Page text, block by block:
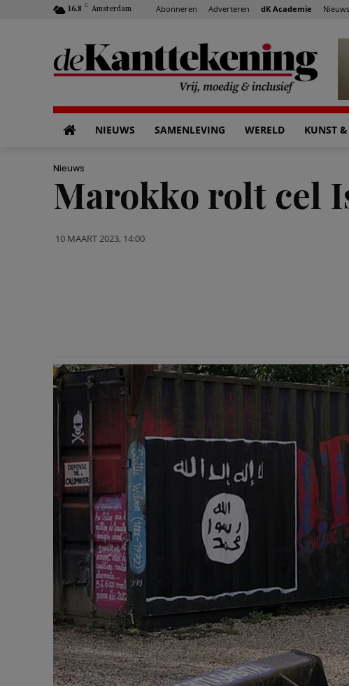
16.8 C Amsterdam Abonneren Adverteren dK Academie
NIEUWS SAMENLEVING WERELD KUNST
Nieuws
Marokko rolt cel
10 MAART 2023, 14:00